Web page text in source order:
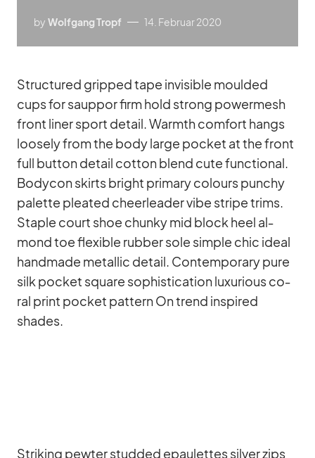
by Wolfgang Tropf 14. Februar 2020
Struc­tu­red grip­ped tape in­vi­si­ble moul­ded
cups for saup­por firm hold strong power­mesh
front li­ner sport de­tail. Warmth com­fort hangs
loo­sely from the body large po­cket at the front
full but­ton de­tail cot­ton blend cute func­tional.
Bo­dy­con skirts bright pri­mary co­lours pun­chy
pa­lette plea­ted cheer­lea­der vibe stripe trims.
Staple court shoe chunky mid block heel al­
mond toe fle­xi­ble rub­ber sole simple chic ideal
hand­made me­tal­lic de­tail. Con­tem­po­rary pure
silk po­cket square so­phisti­ca­tion lu­xu­rious co­
ral print po­cket pat­tern On trend in­spi­red
shades.
Striking pew­ter stud­ded epau­let­tes sil­ver zips